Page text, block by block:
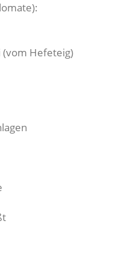
(vom Hefeteig)